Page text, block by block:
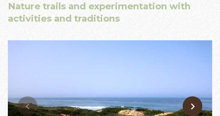
Nature trails and experimentation with
activities and traditions